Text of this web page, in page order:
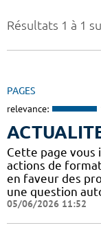
Résultats 1 à 1
PAGES
relevance:
Cette page vous
actions de
en faveur des
une question
05/06/2026 11:52